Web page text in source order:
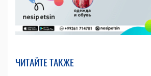
ЧИТАЙТЕ ТАКЖЕ